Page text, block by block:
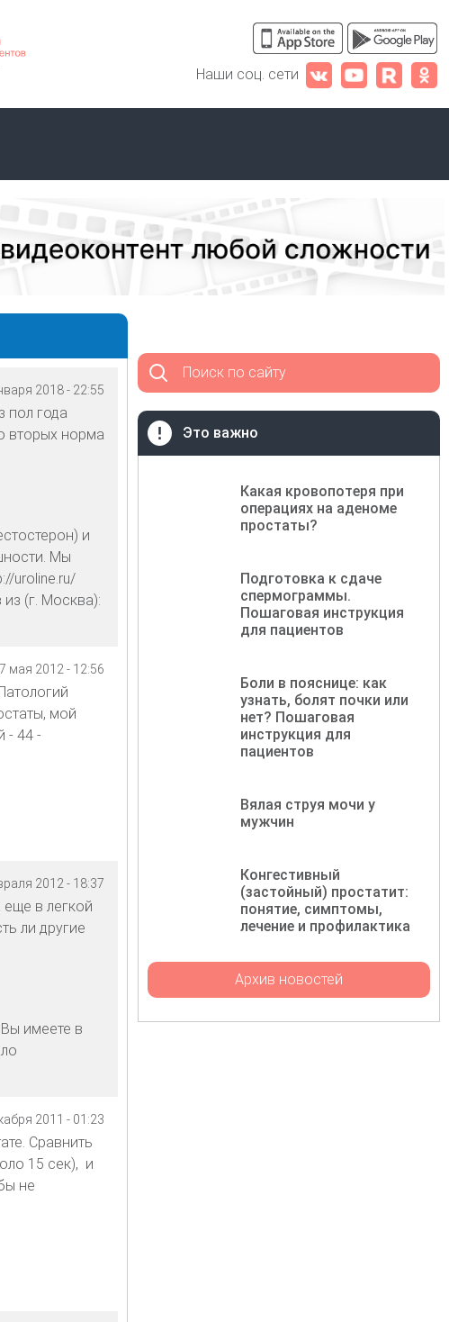
Наши соц. сети
2018 - 22:55
пол года
вторых норма
и
Мы
uroline.ru/
(г. Москва):
мая 2012 - 12:56
мой
- 44 -
2012 - 18:37
в легкой
ли другие
имеете в
2011 - 01:23
Сравнить
15 сек), и
не
Поиск по сайту
Это важно
Какая кровопотеря при
операциях на аденоме
простаты?
Подготовка к сдаче
спермограммы.
Пошаговая инструкция
для пациентов
Боли в пояснице: как
узнать, болят почки или
нет? Пошаговая
инструкция для
пациентов
Вялая струя мочи у
мужчин
Конгестивный
(застойный) простатит:
понятие, симптомы,
лечение и профилактика
Архив новостей